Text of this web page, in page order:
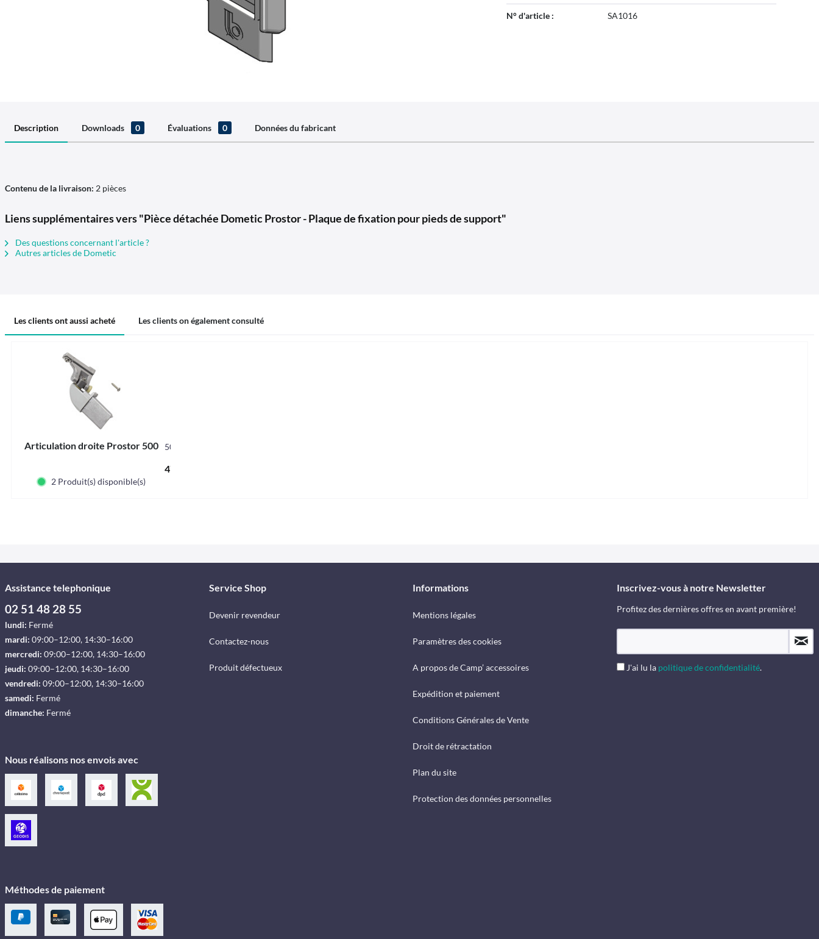
N° d'article : SA1016
Description Downloads 0 Évaluations 0 Données du fabricant
Contenu de la livraison: 2 pièces
Liens supplémentaires vers "Pièce détachée Dometic Prostor - Plaque de fixation pour pieds de support"
Des questions concernant l'article ?
Autres articles de Dometic
Les clients ont aussi acheté Les clients on également consulté
Articulation droite Prostor 500 5006
47,09 € *
2 Produit(s) disponible(s)
Assistance telephonique
02 51 48 28 55
lundi: Fermé
mardi: 09:00–12:00, 14:30–16:00
mercredi: 09:00–12:00, 14:30–16:00
jeudi: 09:00–12:00, 14:30–16:00
vendredi: 09:00–12:00, 14:30–16:00
samedi: Fermé
dimanche: Fermé
Nous réalisons nos envois avec
Méthodes de paiement
Service Shop
Devenir revendeur
Contactez-nous
Produit défectueux
Informations
Mentions légales
Paramètres des cookies
A propos de Camp’ accessoires
Expédition et paiement
Conditions Générales de Vente
Droit de rétractation
Plan du site
Protection des données personnelles
Inscrivez-vous à notre Newsletter
Profitez des dernières offres en avant première!
J'ai lu la politique de confidentialité.